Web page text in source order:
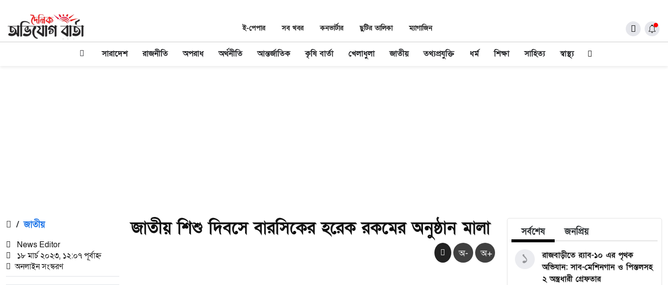
ই-পেপার সব খবর কনভার্টার ছুটির তালিকা ম্যাগাজিন
সারাদেশ রাজনীতি অপরাধ অর্থনীতি আন্তর্জাতিক কৃষি বার্তা খেলাধুলা জাতীয় তথ্যপ্রযুক্তি ধর্ম শিক্ষা সাহিত্য স্বাস্থ্য
/ জাতীয়
News Editor
১৮ মার্চ ২০২৩, ১২:০৭ পূর্বাহ্ন
অনলাইন সংস্করণ
জাতীয় শিশু দিবসে বারসিকের হরেক রকমের অনুষ্ঠান মালা
অ- অ+
সর্বশেষ জনপ্রিয়
রাজবাড়ীতে র‍্যাব-১০ এর পৃথক
অভিযান: সাব-মেশিনগান ও পিস্তলসহ
২ অস্ত্রধারী গ্রেফতার
১